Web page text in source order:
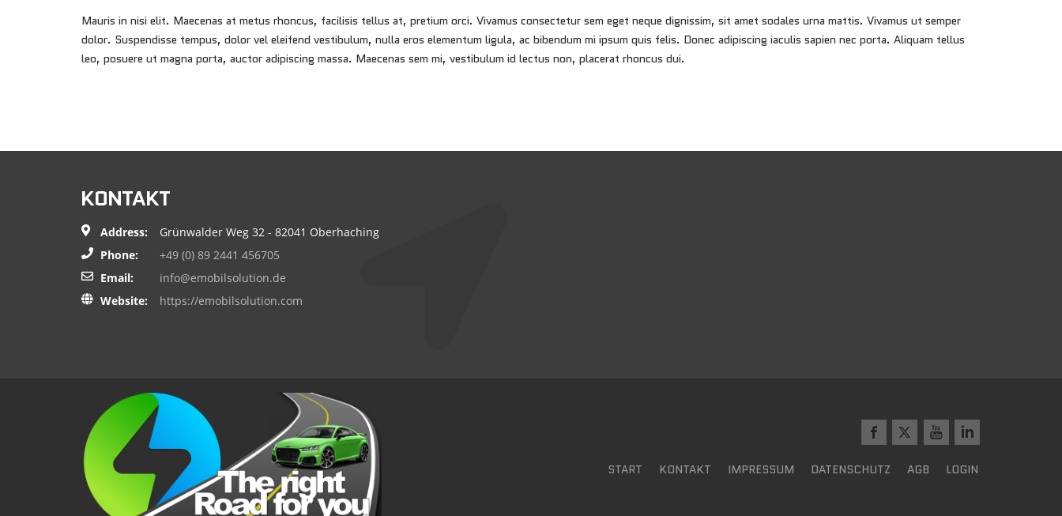
Mauris in nisi elit. Maecenas at metus rhoncus, facilisis tellus at, pretium orci. Vivamus consectetur sem eget neque dignissim, sit amet sodales urna mattis. Vivamus ut semper
dolor. Suspendisse tempus, dolor vel eleifend vestibulum, nulla eros elementum ligula, ac bibendum mi ipsum quis felis. Donec adipiscing iaculis sapien nec porta. Aliquam tellus
leo, posuere ut magna porta, auctor adipiscing massa. Maecenas sem mi, vestibulum id lectus non, placerat rhoncus dui.
KONTAKT
Address:
Grünwalder Weg 32 - 82041 Oberhaching
Phone:
+49 (0) 89 2441 456705
Email:
info@emobilsolution.de
Website:
https://emobilsolution.com
START KONTAKT IMPRESSUM DATENSCHUTZ AGB LOGIN
Porsche 911 992 Cabrio
139,990€
MEHR
FERRARI F8 TRIBUTO
MEHR